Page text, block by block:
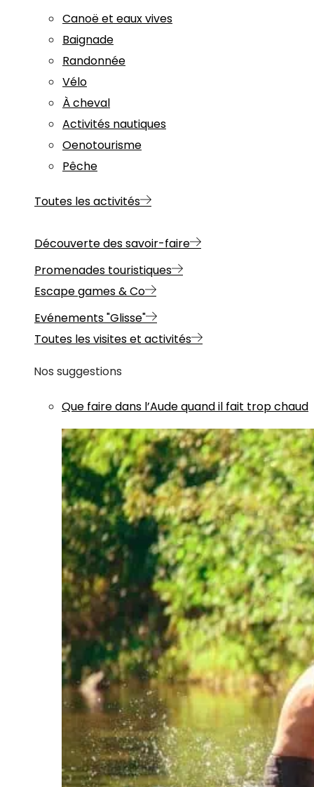
Canoë et eaux vives
Baignade
Randonnée
Vélo
À cheval
Activités nautiques
Oenotourisme
Pêche
Toutes les activités
Découverte des savoir-faire
Promenades touristiques
Escape games & Co
Evénements "Glisse"
Toutes les visites et activités
Nos suggestions
Que faire dans l’Aude quand il fait trop chaud